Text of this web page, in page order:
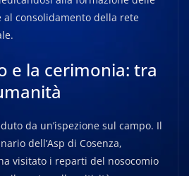
al consolidamento della rete
e la cerimonia: tra
da un’ispezione sul campo. Il
dell’Asp di Cosenza,
visitato i reparti del nosocomio